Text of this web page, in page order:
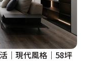
｜現代風格｜58坪